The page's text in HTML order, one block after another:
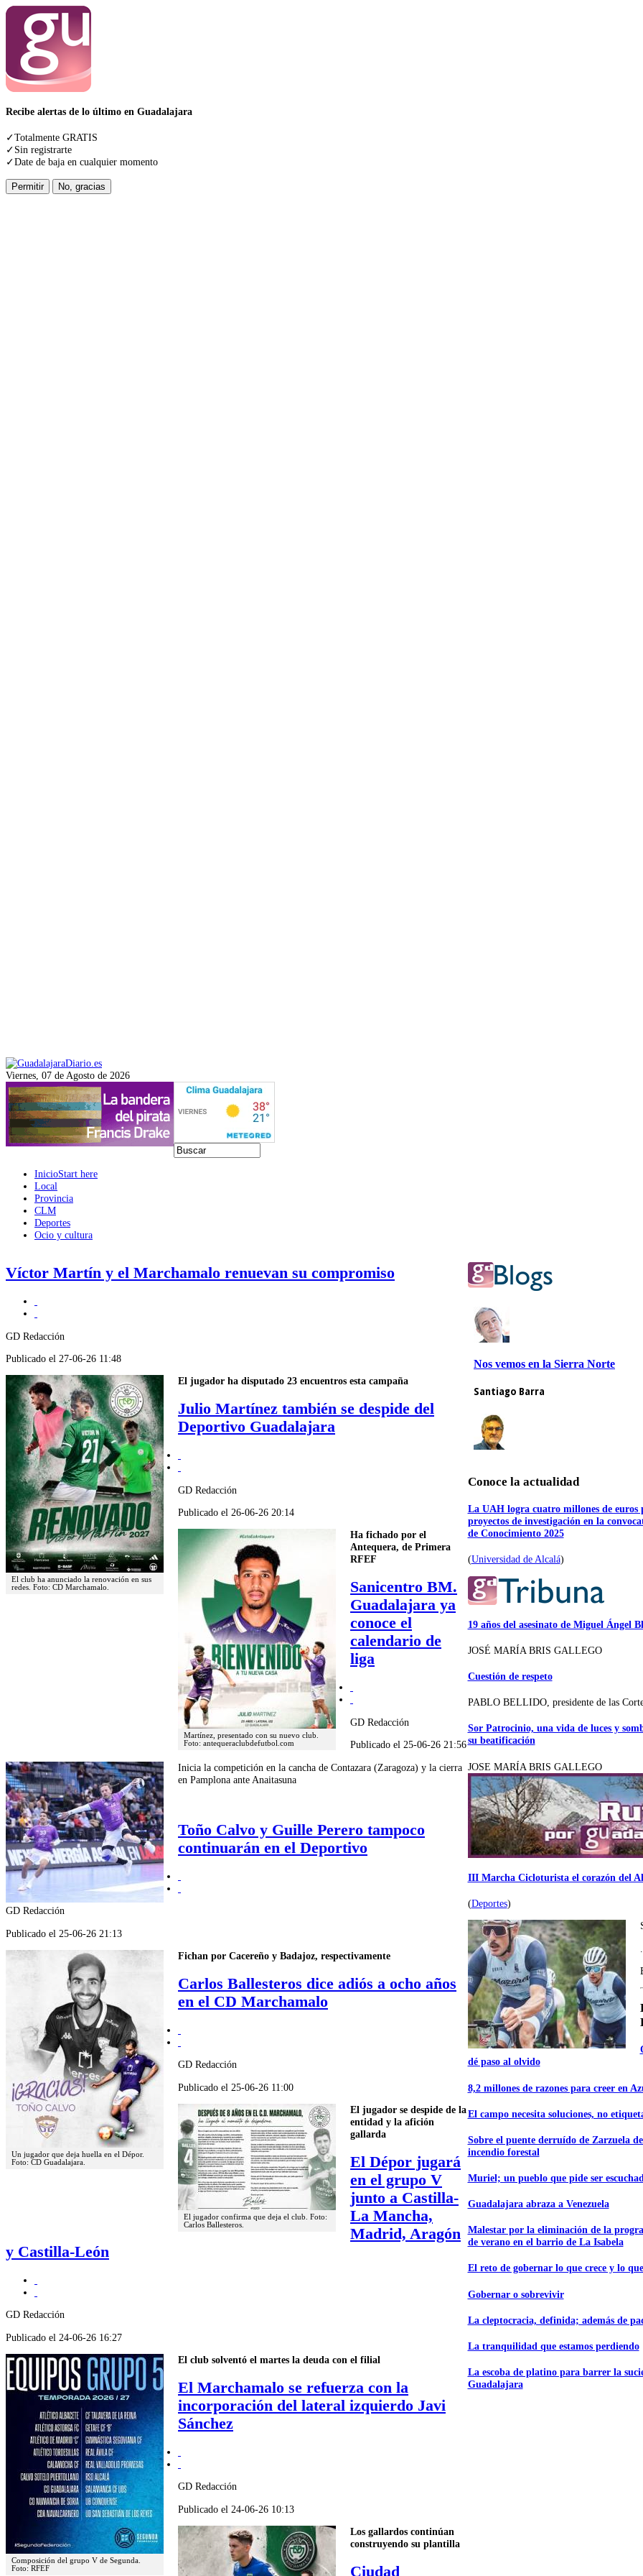
Recibe alertas de lo último en Guadalajara
✓Totalmente GRATIS
✓Sin registrarte
✓Date de baja en cualquier momento
Permitir No, gracias
Viernes, 07 de Agosto de 2026
InicioStart here
Local
Provincia
CLM
Deportes
Ocio y cultura
Víctor Martín y el Marchamalo renuevan su compromiso
GD Redacción
Publicado el 27-06-26 11:48
El club ha anunciado la renovación en sus
redes. Foto: CD Marchamalo.
El jugador ha disputado 23 encuentros esta campaña
Julio Martínez también se despide del
Deportivo Guadalajara
GD Redacción
Publicado el 26-06-26 20:14
Martínez, presentado con su nuevo club.
Foto: antequeraclubdefutbol.com
Ha fichado por el
Antequera, de Primera
RFEF
Sanicentro BM.
Guadalajara ya
conoce el
calendario de
liga
GD Redacción
Publicado el 25-06-26 21:56
Inicia la competición en la cancha de Contazara (Zaragoza) y la cierra
en Pamplona ante Anaitasuna
Toño Calvo y Guille Perero tampoco
continuarán en el Deportivo
GD Redacción
Publicado el 25-06-26 21:13
Un jugador que deja huella en el Dépor.
Foto: CD Guadalajara.
Fichan por Cacereño y Badajoz, respectivamente
Carlos Ballesteros dice adiós a ocho años
en el CD Marchamalo
GD Redacción
Publicado el 25-06-26 11:00
El jugador confirma que deja el club. Foto:
Carlos Ballesteros.
El jugador se despide de la
entidad y la afición
gallarda
El Dépor jugará
en el grupo V
junto a Castilla-
La Mancha,
Madrid, Aragón
y Castilla-León
GD Redacción
Publicado el 24-06-26 16:27
Composición del grupo V de Segunda.
Foto: RFEF
El club solventó el martes la deuda con el filial
El Marchamalo se refuerza con la
incorporación del lateral izquierdo Javi
Sánchez
GD Redacción
Publicado el 24-06-26 10:13
Los gallardos continúan
construyendo su plantilla
Ciudad
Conoce la actualidad
La UAH logra cuatro millones de euros
proyectos de investigación en la
de Conocimiento 2025
(Universidad de Alcalá)
19 años del asesinato de Miguel Ángel
JOSÉ MARÍA BRIS GALLEGO
Cuestión de respeto
PABLO BELLIDO, presidente de las
Sor Patrocinio, una vida de luces y
su beatificación
JOSE MARÍA BRIS GALLEGO
III Marcha Cicloturista el corazón del
(Deportes)
dé paso al olvido
8,2 millones de razones para creer en
El campo necesita soluciones, no
Sobre el puente derruído de Zarzuela
incendio forestal
Muriel; un pueblo que pide ser
Guadalajara abraza a Venezuela
Malestar por la eliminación de la
de verano en el barrio de La Isabela
El reto de gobernar lo que crece y lo
Gobernar o sobrevivir
La cleptocracia, definida; además de
La tranquilidad que estamos perdiendo
La escoba de platino para barrer la
Guadalajara